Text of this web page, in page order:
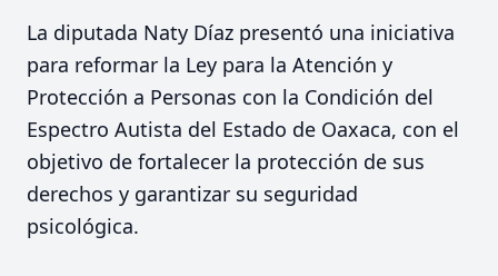
La diputada Naty Díaz presentó una iniciativa
para reformar la Ley para la Atención y
Protección a Personas con la Condición del
Espectro Autista del Estado de Oaxaca, con el
objetivo de fortalecer la protección de sus
derechos y garantizar su seguridad
psicológica.